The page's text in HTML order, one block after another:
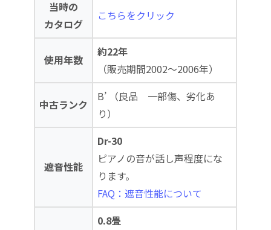
当時の
カタログ
こちらをクリック
使用年数
約22年
（販売期間2002～2006年）
中古ランク
B’ （良品 一部傷、劣化あ
り）
遮音性能
Dr-30
ピアノの音が話し声程度にな
ります。
FAQ：遮音性能について
0.8畳